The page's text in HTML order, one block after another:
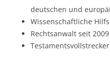
deutschen und
Wissenschaftliche
Rechtsanwalt seit 2009
Testamentsvollstrecker